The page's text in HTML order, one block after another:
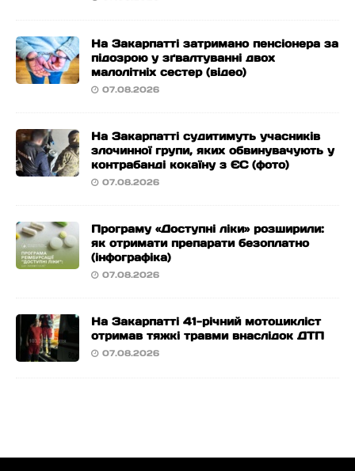
На Закарпатті затримано пенсіонера за
підозрою у зґвалтуванні двох
малолітніх сестер (відео)
07.08.2026
На Закарпатті судитимуть учасників
злочинної групи, яких обвинувачують у
контрабанді кокаїну з ЄС (фото)
07.08.2026
Програму «Доступні ліки» розширили:
як отримати препарати безоплатно
(інфографіка)
07.08.2026
На Закарпатті 41-річний мотоцикліст
отримав тяжкі травми внаслідок ДТП
07.08.2026